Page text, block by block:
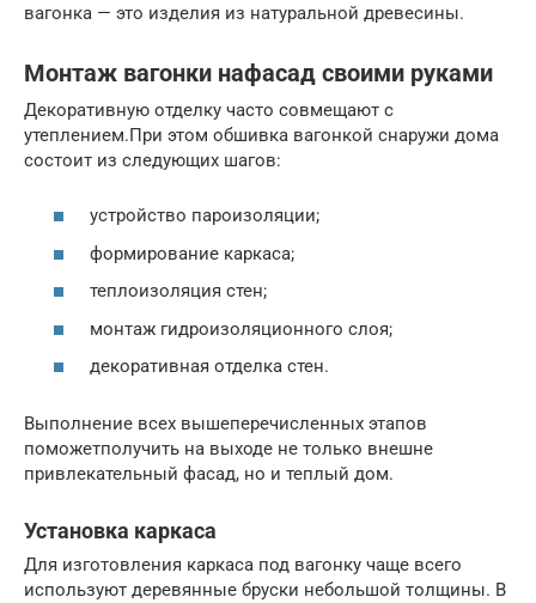
вагонка — это изделия из натуральной древесины.
Монтаж вагонки нафасад своими руками
Декоративную отделку часто совмещают с
утеплением.При этом обшивка вагонкой снаружи дома
состоит из следующих шагов:
устройство пароизоляции;
формирование каркаса;
теплоизоляция стен;
монтаж гидроизоляционного слоя;
декоративная отделка стен.
Выполнение всех вышеперечисленных этапов
поможетполучить на выходе не только внешне
привлекательный фасад, но и теплый дом.
Установка каркаса
Для изготовления каркаса под вагонку чаще всего
используют деревянные бруски небольшой толщины. В